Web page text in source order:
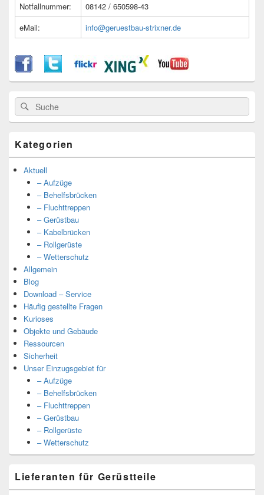
Notfallnummer:
08142 / 650598-43
eMail:
info@geruestbau-strixner.de
Suche
nach:
Suche
Kategorien
Aktuell
– Aufzüge
– Behelfsbrücken
– Fluchttreppen
– Gerüstbau
– Kabelbrücken
– Rollgerüste
– Wetterschutz
Allgemein
Blog
Download – Service
Häufig gestellte Fragen
Kurioses
Objekte und Gebäude
Ressourcen
Sicherheit
Unser Einzugsgebiet für
– Aufzüge
– Behelfsbrücken
– Fluchttreppen
– Gerüstbau
– Rollgerüste
– Wetterschutz
Lieferanten für Gerüstteile